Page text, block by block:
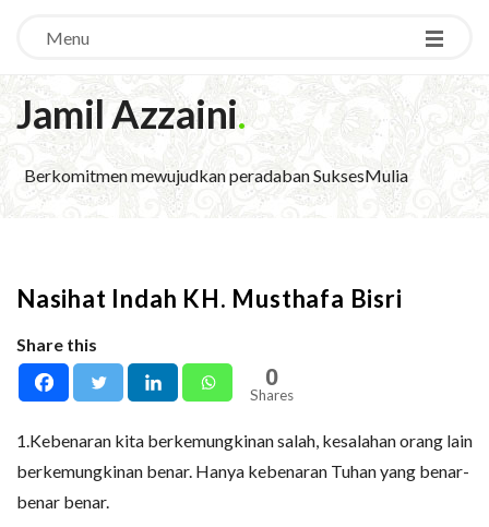
Menu
Jamil Azzaini.
Berkomitmen mewujudkan peradaban SuksesMulia
Nasihat Indah KH. Musthafa Bisri
Share this
0
Shares
1.Kebenaran kita berkemungkinan salah, kesalahan orang lain
berkemungkinan benar. Hanya kebenaran Tuhan yang benar-
benar benar.